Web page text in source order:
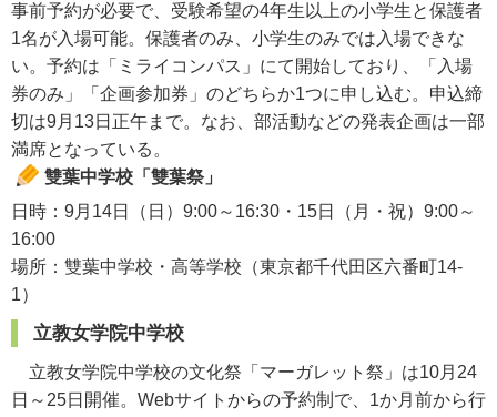
事前予約が必要で、受験希望の4年生以上の小学生と保護者
1名が入場可能。保護者のみ、小学生のみでは入場できな
い。予約は「ミライコンパス」にて開始しており、「入場
券のみ」「企画参加券」のどちらか1つに申し込む。申込締
切は9月13日正午まで。なお、部活動などの発表企画は一部
満席となっている。
雙葉中学校「雙葉祭」
日時：9月14日（日）9:00～16:30・15日（月・祝）9:00～
16:00
場所：雙葉中学校・高等学校（東京都千代田区六番町14-
1）
立教女学院中学校
立教女学院中学校の文化祭「マーガレット祭」は10月24
日～25日開催。Webサイトからの予約制で、1か月前から行